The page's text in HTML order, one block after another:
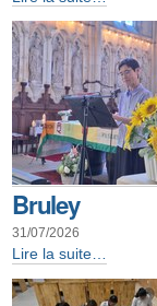
-
Bruley
31/07/2026
Bruley
Lire la suite…